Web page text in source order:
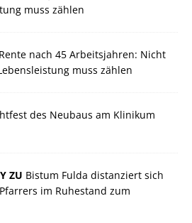
muss zählen
Rente nach 45 Arbeitsjahren: Nicht
muss zählen
des Neubaus am Klinikum
ZU Bistum Fulda distanziert sich
im Ruhestand zum